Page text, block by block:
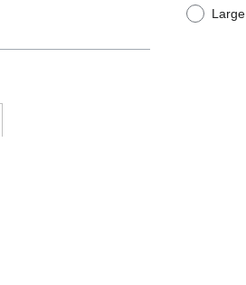
Large